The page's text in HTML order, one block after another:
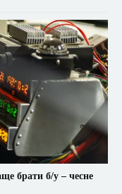
брати б/у – чесне